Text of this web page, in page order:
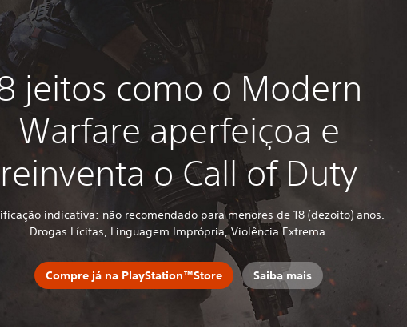
jeitos como o Modern
Warfare aperfeiçoa e
reinventa o Call of Duty
indicativa: não recomendado para menores de 18 (dezoito) anos.
Drogas Lícitas, Linguagem Imprópria, Violência Extrema.
Compre já na PlayStation™Store Saiba mais